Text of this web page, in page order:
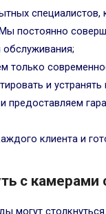
специалистов,
постоянно
только
и устранять
предоставляем
клиента и
с камерами
могут